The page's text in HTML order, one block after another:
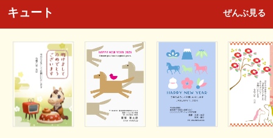
キュート ぜんぶ見る